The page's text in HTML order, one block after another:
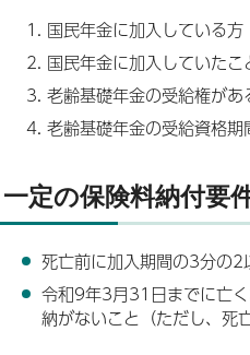
国民年金に加入している方
国民年金に加入していた
老齢基礎年金の受給権があ
老齢基礎年金の受給資格
一定の保険料納付要
死亡前に加入期間の3分の2
令和9年3月31日までに亡
納がないこと（ただし、死